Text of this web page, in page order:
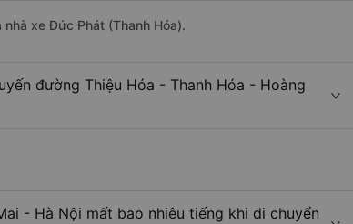
xe Đức Phát (Thanh Hóa).
đường Thiệu Hóa - Thanh Hóa - Hoàng
- Hà Nội mất bao nhiêu tiếng khi di chuyển